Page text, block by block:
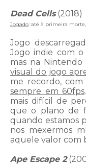
Dead Cells(2018)
Jogado: até à primeira
Jogo
Jogo indie com
mas na Nintendo
visual do jogo
me recordo, com
sempre em 60fps
mais difícil de
que o plano de
quando estamos
nos mexermos
aquele valor com
Ape Escape 2